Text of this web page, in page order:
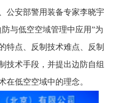
安部警用装备专家李晓宇
与低空空域管理中应用”为
特点、反制技术难点、反制
技术手段，并提出边防自组
在低空空域中的理念。